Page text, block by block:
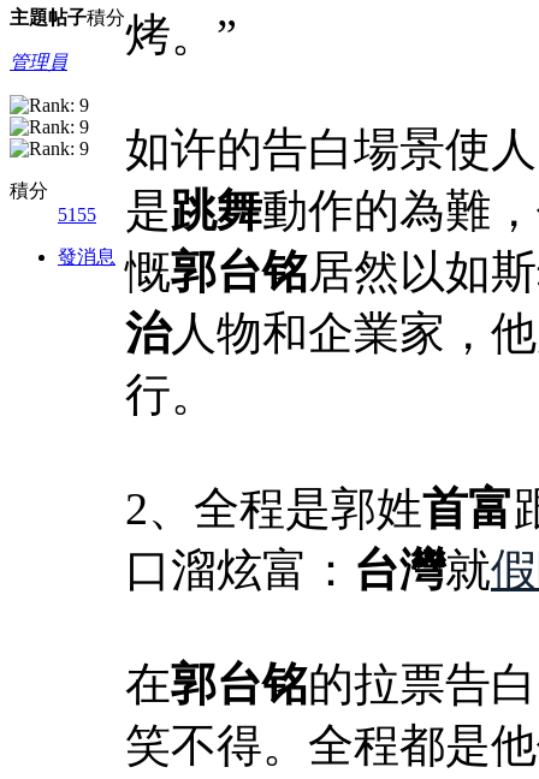
主題帖子積分
管理員
積分
5155
發消息
烤。”
如许的告白場景使
是跳舞動作的為難
慨郭台铭居然以如
治人物和企業家，
行。
2、全程是郭姓首富
口溜炫富： 台灣就
在郭台铭的拉票告
笑不得。全程都是